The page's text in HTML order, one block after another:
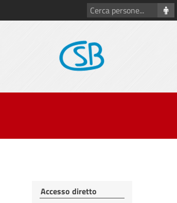
Cerca
persone
Accesso diretto